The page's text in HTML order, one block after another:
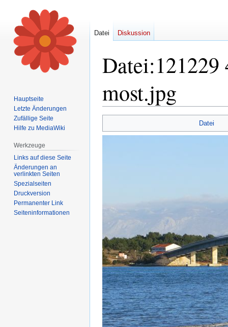
Datei:
most.jpg
Navigation
Suche
Datei
Datei Diskussion
Hauptseite
Letzte Änderungen
Zufällige Seite
Hilfe zu MediaWiki
Werkzeuge
Links auf diese Seite
Änderungen an
verlinkten Seiten
Spezialseiten
Druckversion
Permanenter Link
Seiten­informationen